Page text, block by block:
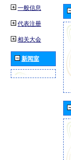
一般信息
代表注册
相关大会
新闻室